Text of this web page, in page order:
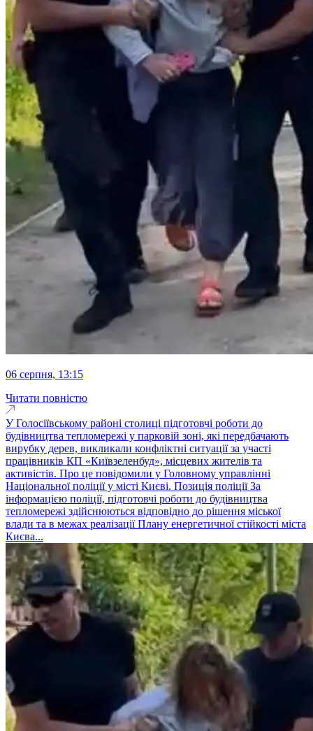
06 серпня, 13:15
Читати повністю
У Голосіївському районі столиці підготовчі роботи до
будівництва тепломережі у парковій зоні, які передбачають
вирубку дерев, викликали конфліктні ситуації за участі
працівників КП «Київзеленбуд», місцевих жителів та
активістів. Про це повідомили у Головному управлінні
Національної поліції у місті Києві. Позиція поліції За
інформацією поліції, підготовчі роботи до будівництва
тепломережі здійснюються відповідно до рішення міської
влади та в межах реалізації Плану енергетичної стійкості міста
Києва...